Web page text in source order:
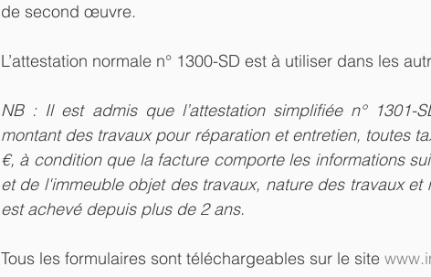
de second œuvre.
L’attestation normale n° 1300-SD est à utiliser dans les
NB : Il est admis que l’attestation simplifiée n°
montant des travaux pour réparation et entretien, toutes
€, à condition que la facture comporte les informations
et de l'immeuble objet des travaux, nature des travaux
est achevé depuis plus de 2 ans.
Tous les formulaires sont téléchargeables sur le site